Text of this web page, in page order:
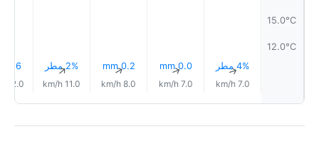
15.0°C
12.0°C
4% مطر↑
7.0 km/h
0.0 mm
↑
7.0 km/h
0.2 mm
↑
8.0 km/h
2% مطر↑
11.0 km/h
0.6 mm
12.0 km/h